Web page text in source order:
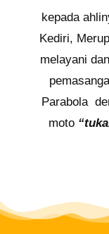
kepada
Kediri,
melayani
Parabola
moto